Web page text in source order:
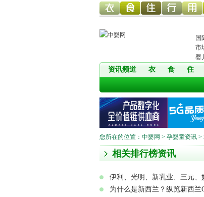
饰网 品网 具网 品网
国
市
婴
资讯频道 衣 食 住
您所在的位置： 中婴网 > 孕婴童资讯 >
相关排行榜资讯
伊利、光明、新乳业、三元
为什么是新西兰？纵览新西